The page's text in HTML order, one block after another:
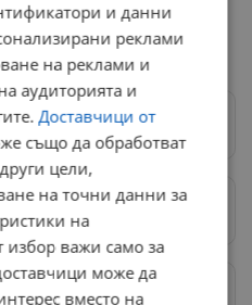
животни като
Тя изпълнява важна
News→
и информация на
и данни
реклами
на реклами и
аудиторията и
Доставчици от
също да обработват
цели,
на точни данни за
на
избор важи само за
може да
вместо на